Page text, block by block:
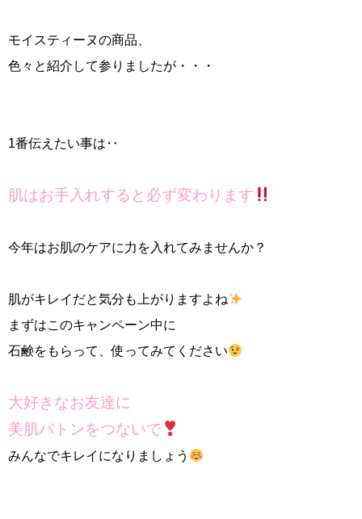
モイスティーヌの商品、
色々と紹介して参りましたが・・・
1番伝えたい事は‥
肌はお手入れすると必ず変わります
今年はお肌のケアに力を入れてみませんか？
肌がキレイだと気分も上がりますよね
まずはこのキャンペーン中に
石鹸をもらって、使ってみてください
大好きなお友達に
美肌バトンをつないで
みんなでキレイになりましょう